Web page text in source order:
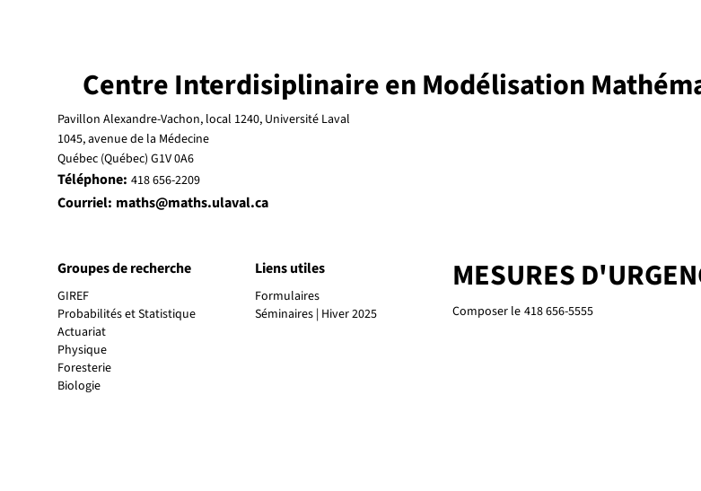
Groupes de recherche
GIREF
Probabilités et Statistique
Actuariat
Physique
Foresterie
MESURES
Composer le 418 656-5555
Liens utiles
Formulaires
Centre Interdisiplinaire en Modélisation
Pavillon Alexandre-Vachon, local 1240, Université Laval
1045, avenue de la Médecine
Québec (Québec) G1V 0A6
Téléphone: 418 656-2209
Courriel: maths@maths.ulaval.ca